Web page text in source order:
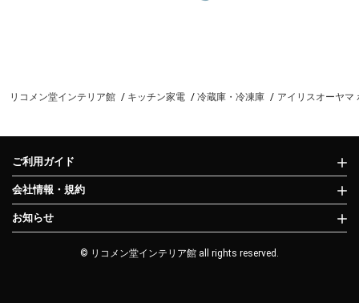
リコメン堂インテリア館 キッチン家電 冷蔵庫・冷凍庫 アイリスオーヤマ
ご利用ガイド
会社情報・規約
お知らせ
© リコメン堂インテリア館 all rights reserved.